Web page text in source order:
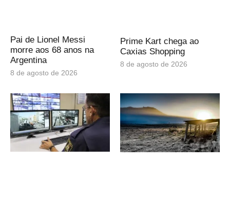
Pai de Lionel Messi
morre aos 68 anos na
Argentina
8 de agosto de 2026
Prime Kart chega ao
Caxias Shopping
8 de agosto de 2026